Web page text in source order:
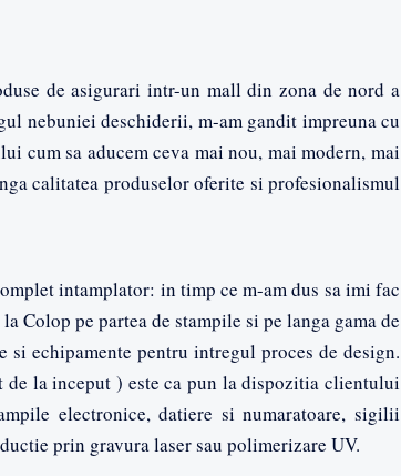
de asigurari intr-un mall din zona de nord a
nebuniei deschiderii, m-am gandit impreuna cu
cum sa aducem ceva mai nou, mai modern, mai
calitatea produselor oferite si profesionalismul
intamplator: in timp ce m-am dus sa imi fac
Colop pe partea de stampile si pe langa gama de
echipamente pentru intregul proces de design.
la inceput ) este ca pun la dispozitia clientului
electronice, datiere si numaratoare, sigilii
prin gravura laser sau polimerizare UV.